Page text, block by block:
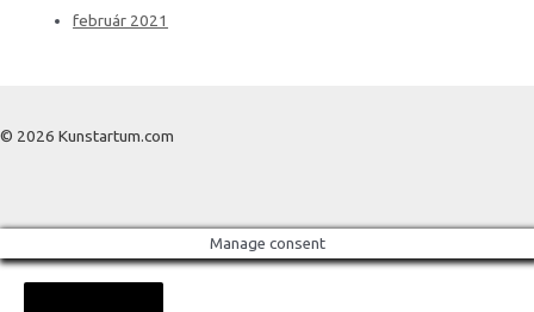
február 2021
© 2026 Kunstartum.com
Manage consent